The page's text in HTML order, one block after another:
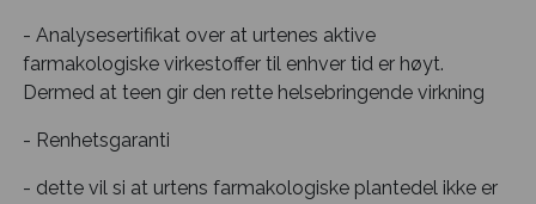
- Analysesertifikat over at urtenes aktive
farmakologiske virkestoffer til enhver tid er høyt.
Dermed at teen gir den rette helsebringende virkning
- Renhetsgaranti
- dette vil si at urtens farmakologiske plantedel ikke er